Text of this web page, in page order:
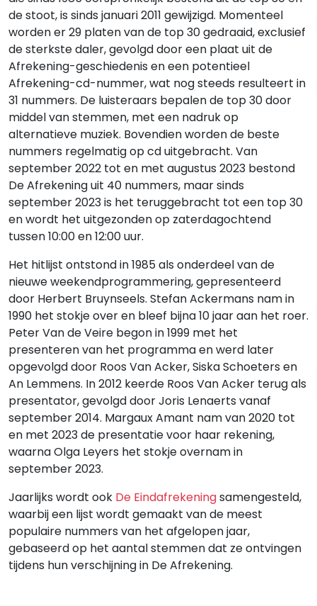
de stoot, is sinds januari 2011 gewijzigd. Momenteel
worden er 29 platen van de top 30 gedraaid, exclusief
de sterkste daler, gevolgd door een plaat uit de
Afrekening-geschiedenis en een potentieel
Afrekening-cd-nummer, wat nog steeds resulteert in
31 nummers. De luisteraars bepalen de top 30 door
middel van stemmen, met een nadruk op
alternatieve muziek. Bovendien worden de beste
nummers regelmatig op cd uitgebracht. Van
september 2022 tot en met augustus 2023 bestond
De Afrekening uit 40 nummers, maar sinds
september 2023 is het teruggebracht tot een top 30
en wordt het uitgezonden op zaterdagochtend
tussen 10:00 en 12:00 uur.
Het hitlijst ontstond in 1985 als onderdeel van de
nieuwe weekendprogrammering, gepresenteerd
door Herbert Bruynseels. Stefan Ackermans nam in
1990 het stokje over en bleef bijna 10 jaar aan het roer.
Peter Van de Veire begon in 1999 met het
presenteren van het programma en werd later
opgevolgd door Roos Van Acker, Siska Schoeters en
An Lemmens. In 2012 keerde Roos Van Acker terug als
presentator, gevolgd door Joris Lenaerts vanaf
september 2014. Margaux Amant nam van 2020 tot
en met 2023 de presentatie voor haar rekening,
waarna Olga Leyers het stokje overnam in
september 2023.
Jaarlijks wordt ook De Eindafrekeningsamengesteld,
waarbij een lijst wordt gemaakt van de meest
populaire nummers van het afgelopen jaar,
gebaseerd op het aantal stemmen dat ze ontvingen
tijdens hun verschijning in De Afrekening.